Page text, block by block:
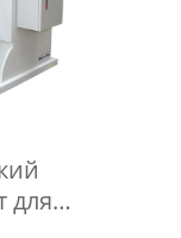
для